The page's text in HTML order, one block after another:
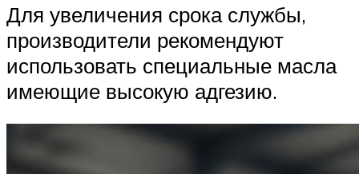
Для увеличения срока службы,
производители рекомендуют
использовать специальные масла
имеющие высокую адгезию.